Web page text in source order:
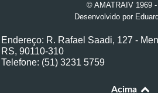
© AMATRAIV 1969 -
Desenvolvido por
Endereço: R. Rafael Saadi, 127 -
RS, 90110-310
Telefone: (51) 3231 5759
Acima